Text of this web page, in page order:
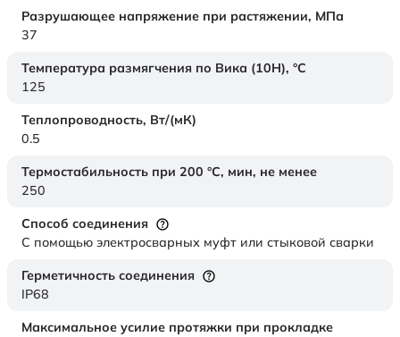
Разрушающее напряжение при растяжении, МПа
37
Температура размягчения по Вика (10Н), °C
125
Теплопроводность, Вт/(мК)
0.5
Термостабильность при 200 °С, мин, не менее
250
Способ соединения
С помощью электросварных муфт или стыковой сварки
Герметичность соединения
IP68
Максимальное усилие протяжки при прокладке